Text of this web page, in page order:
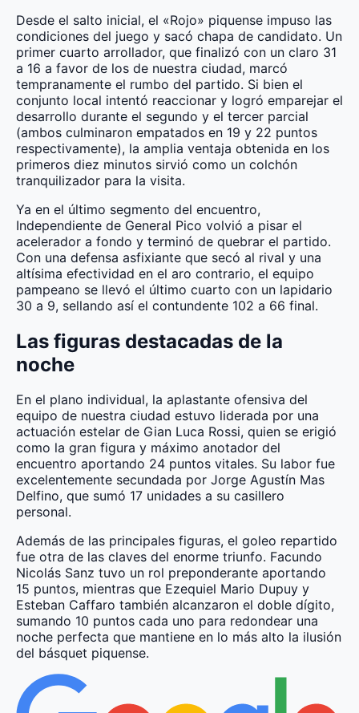
Desde el salto inicial, el «Rojo» piquense impuso las
condiciones del juego y sacó chapa de candidato. Un
primer cuarto arrollador, que finalizó con un claro 31
a 16 a favor de los de nuestra ciudad, marcó
tempranamente el rumbo del partido. Si bien el
conjunto local intentó reaccionar y logró emparejar el
desarrollo durante el segundo y el tercer parcial
(ambos culminaron empatados en 19 y 22 puntos
respectivamente), la amplia ventaja obtenida en los
primeros diez minutos sirvió como un colchón
tranquilizador para la visita.
Ya en el último segmento del encuentro,
Independiente de General Pico volvió a pisar el
acelerador a fondo y terminó de quebrar el partido.
Con una defensa asfixiante que secó al rival y una
altísima efectividad en el aro contrario, el equipo
pampeano se llevó el último cuarto con un lapidario
30 a 9, sellando así el contundente 102 a 66 final.
Las figuras destacadas de la
noche
En el plano individual, la aplastante ofensiva del
equipo de nuestra ciudad estuvo liderada por una
actuación estelar de Gian Luca Rossi, quien se erigió
como la gran figura y máximo anotador del
encuentro aportando 24 puntos vitales. Su labor fue
excelentemente secundada por Jorge Agustín Mas
Delfino, que sumó 17 unidades a su casillero
personal.
Además de las principales figuras, el goleo repartido
fue otra de las claves del enorme triunfo. Facundo
Nicolás Sanz tuvo un rol preponderante aportando
15 puntos, mientras que Ezequiel Mario Dupuy y
Esteban Caffaro también alcanzaron el doble dígito,
sumando 10 puntos cada uno para redondear una
noche perfecta que mantiene en lo más alto la ilusión
del básquet piquense.